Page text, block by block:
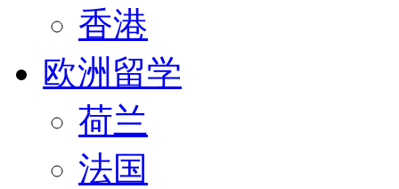
香港
欧洲留学
荷兰
法国